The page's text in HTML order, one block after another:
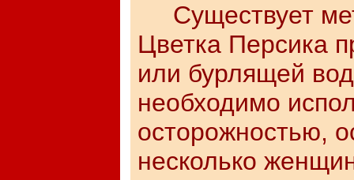
Существует
Цветка Персика
или бурлящей
необходимо
осторожностью,
несколько